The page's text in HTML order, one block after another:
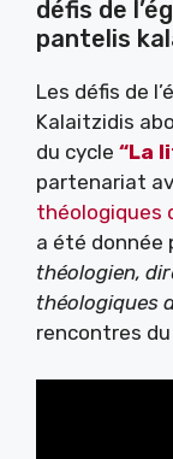
défis de
pantelis
Les défis de
Kalaitzidis
du cycle “La
partenariat
théologiques
a été donnée
théologien,
théologiques
rencontres